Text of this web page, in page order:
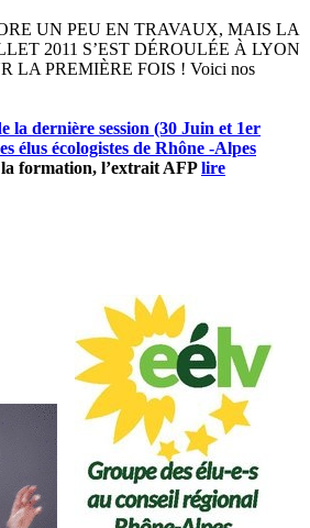
UN PEU EN TRAVAUX, MAIS LA
2011 S’EST DÉROULÉE À LYON
LA PREMIÈRE FOIS ! Voici nos
la dernière session (30 Juin et 1er
élus écologistes de Rhône -Alpes
formation, l’extrait AFPlire